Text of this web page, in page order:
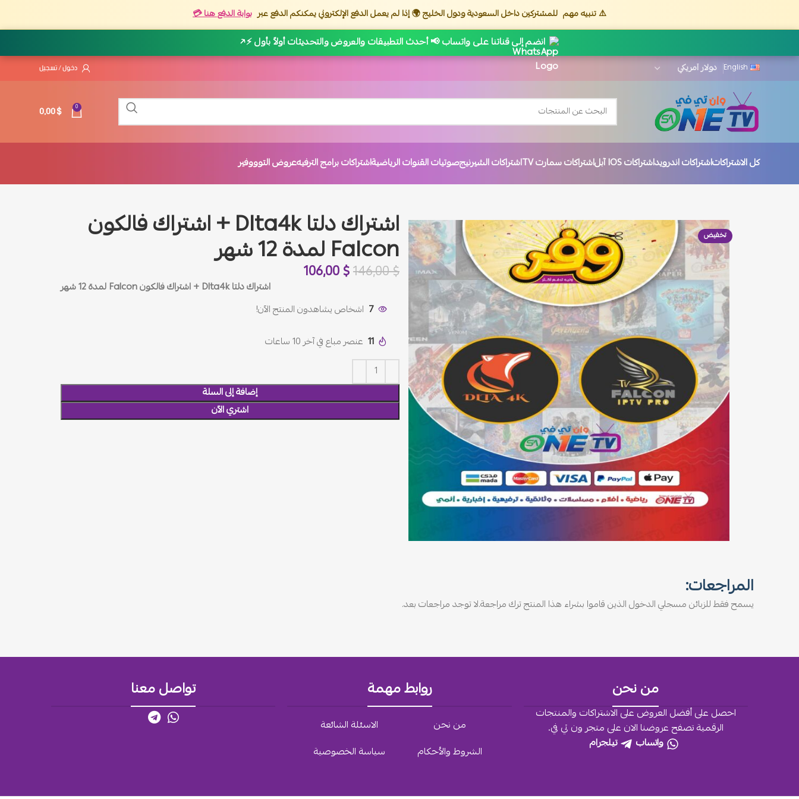
⚠️ تنبيه مهم للمشتركين داخل السعودية ودول الخليج 🌍 إذا لم يعمل الدفع الإلكتروني يمكنكم الدفع عبر بوابة الدفع هنا 💳
انضم إلى قناتنا على واتساب 📢 أحدث التطبيقات والعروض والتحديثات أولاً بأول ⚡↗
English دخول / تسجيل
0
0,00$
كل الاشتراكاتاشتراكات اندرويداشتراكات IOS آبل اشتراكات سمارت TV اشتراكات الشيرنيجصوتيات القنوات الرياضيةاشتراكات برامج الترفيهعروض التوووفير
تخفيض اشتراك دلتا Dlta4k + اشتراك فالكون
Falcon لمدة 12 شهر
146,00$
106,00$
اشتراك دلتا Dlta4k + اشتراك فالكون Falcon لمدة 12 شهر
7 اشخاص يشاهدون المنتج الآن!
11 عنصر مباع في آخر 10 ساعات
إضافة إلى السلة
اشتري الآن
المراجعات:
لا توجد مراجعات بعد.يسمح فقط للزبائن مسجلي الدخول الذين قاموا بشراء هذا المنتج ترك مراجعة.
من نحن
احصل على أفضل العروض على الاشتراكات والمنتجات
الرقمية تصفح عروضنا الان على متجر ون تي في.
واتساب
تيلجرام
روابط مهمة
من نحن
الاسئلة الشائعة
الشروط والأحكام
سياسة الخصوصية
تواصل معنا